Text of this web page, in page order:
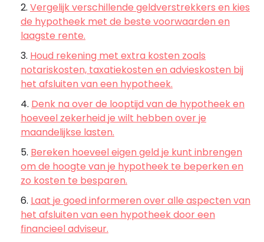
Vergelijk verschillende geldverstrekkers en kies
de hypotheek met de beste voorwaarden en
laagste rente.
Houd rekening met extra kosten zoals
notariskosten, taxatiekosten en advieskosten bij
het afsluiten van een hypotheek.
Denk na over de looptijd van de hypotheek en
hoeveel zekerheid je wilt hebben over je
maandelijkse lasten.
Bereken hoeveel eigen geld je kunt inbrengen
om de hoogte van je hypotheek te beperken en
zo kosten te besparen.
Laat je goed informeren over alle aspecten van
het afsluiten van een hypotheek door een
financieel adviseur.